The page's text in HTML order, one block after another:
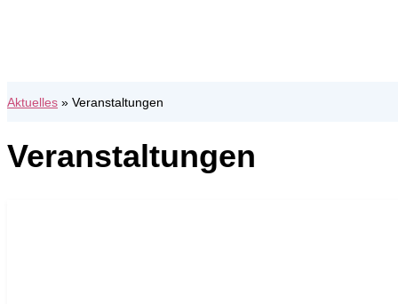
Aktuelles » Veranstaltungen
Veranstaltungen